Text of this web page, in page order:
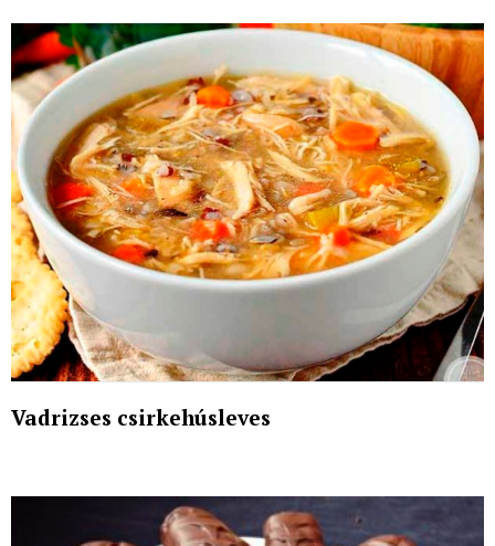
Vadrizses csirkehúsleves